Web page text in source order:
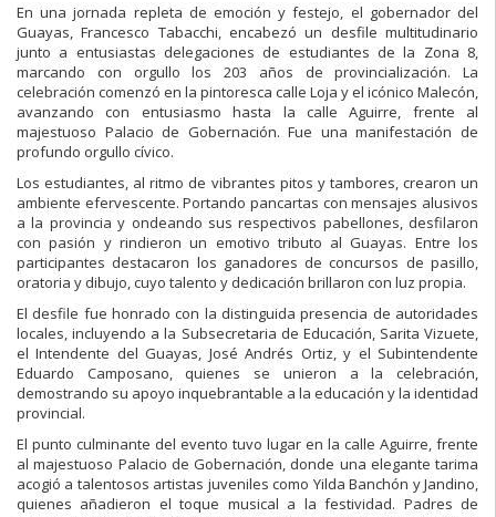
En una jornada repleta de emoción y festejo, el gobernador del
Guayas, Francesco Tabacchi, encabezó un desfile multitudinario
junto a entusiastas delegaciones de estudiantes de la Zona 8,
marcando con orgullo los 203 años de provincialización. La
celebración comenzó en la pintoresca calle Loja y el icónico Malecón,
avanzando con entusiasmo hasta la calle Aguirre, frente al
majestuoso Palacio de Gobernación. Fue una manifestación de
profundo orgullo cívico.
Los estudiantes, al ritmo de vibrantes pitos y tambores, crearon un
ambiente efervescente. Portando pancartas con mensajes alusivos
a la provincia y ondeando sus respectivos pabellones, desfilaron
con pasión y rindieron un emotivo tributo al Guayas. Entre los
participantes destacaron los ganadores de concursos de pasillo,
oratoria y dibujo, cuyo talento y dedicación brillaron con luz propia.
El desfile fue honrado con la distinguida presencia de autoridades
locales, incluyendo a la Subsecretaria de Educación, Sarita Vizuete,
el Intendente del Guayas, José Andrés Ortiz, y el Subintendente
Eduardo Camposano, quienes se unieron a la celebración,
demostrando su apoyo inquebrantable a la educación y la identidad
provincial.
El punto culminante del evento tuvo lugar en la calle Aguirre, frente
al majestuoso Palacio de Gobernación, donde una elegante tarima
acogió a talentosos artistas juveniles como Yilda Banchón y Jandino,
quienes añadieron el toque musical a la festividad. Padres de